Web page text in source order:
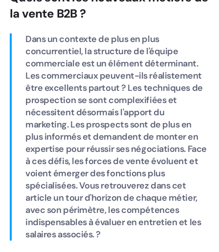
la vente B2B ?
Dans un contexte de plus en plus
concurrentiel, la structure de l'équipe
commerciale est un élément déterminant.
Les commerciaux peuvent-ils réalistement
être excellents partout ? Les techniques de
prospection se sont complexifiées et
nécessitent désormais l'apport du
marketing. Les prospects sont de plus en
plus informés et demandent de monter en
expertise pour réussir ses négociations. Face
à ces défis, les forces de vente évoluent et
voient émerger des fonctions plus
spécialisées. Vous retrouverez dans cet
article un tour d'horizon de chaque métier,
avec son périmètre, les compétences
indispensables à évaluer en entretien et les
salaires associés. ?